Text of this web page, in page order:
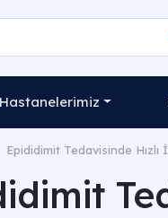
Hastanelerimiz
Epididimit Tedavisinde Hızlı